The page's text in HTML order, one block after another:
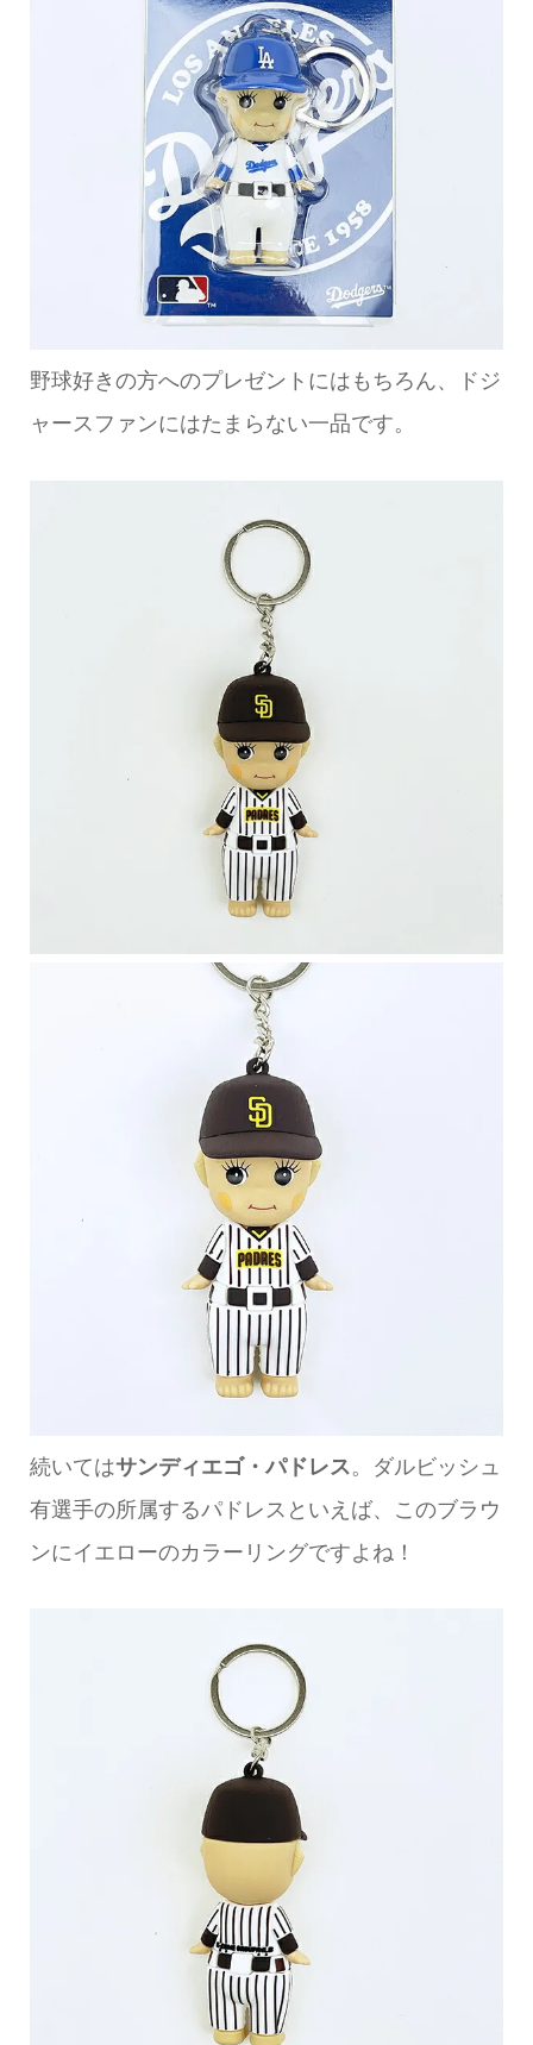
野球好きの方へのプレゼントにはもちろん、ドジ
ャースファンにはたまらない一品です。
続いてはサンディエゴ・パドレス。ダルビッシュ
有選手の所属するパドレスといえば、このブラウ
ンにイエローのカラーリングですよね！